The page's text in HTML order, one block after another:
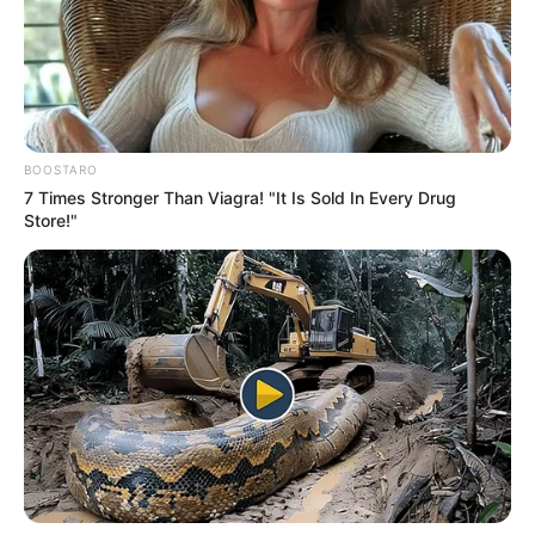
Informationen unterwww.sprung-frei.de.
Hier geht es zu allen weiteren Ausflugszielen und
Sehenswürdigkeiten in und umNeuhaus am Rennw
egund in der RegionThüringer Schiefergebirge.
Erlebnissbädern, aber auch an Badeseen, gibt es auch in
den RubrikenBaden in ThüringenundBaden in Franken.
An vielen Badeseen liegen außerdem schöne
Campingplätze.
Kompass zu den Nachbarregionen von Neuhaus
am Rennweg, Lauscha und Lichtetal am
Rennsteig:
BOOSTARO
7 Times Stronger Than Viagra! "It Is Sold In Every Drug
Store!"